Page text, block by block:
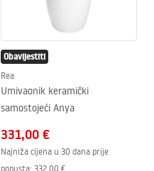
Obavijestiti
Rea
Umivaonik keramički
samostojeći Anya
331,00 €
Najniža cijena u 30 dana prije
popusta: 332,00 €